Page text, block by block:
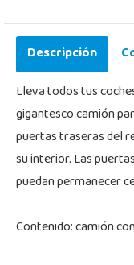
Descripción
Lleva todos tus
gigantesco camión
puertas traseras del
su interior. Las
puedan permanecer
Contenido: camión